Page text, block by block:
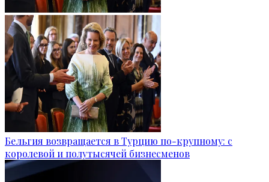
Бельгия возвращается в Турцию по-крупному: с
королевой и полутысячей бизнесменов